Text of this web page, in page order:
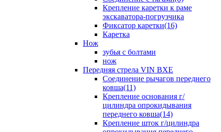
Крепление каретки к раме
экскаватора-погрузчика
Фиксатор каретки(16)
Каретка
Нож
зубья с болтами
нож
Передняя стрела VIN BXE
Cоединение рычагов переднего
ковша(11)
Крепление основания г/
цилиндра опрокидывания
переднего ковша(14)
Крепление шток г/цилиндра